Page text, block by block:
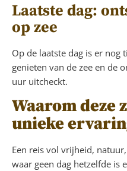
Laatste dag:
op zee
Op de laatste dag is er nog
genieten van de zee en de
uur uitcheckt.
Waarom deze
unieke
Een reis vol vrijheid,
waar geen dag hetzelfde is